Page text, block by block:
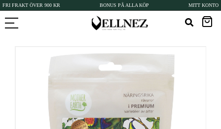
FRI FRAKT ÖVER 900 KR BONUS PÅ ALLA KÖP MITT KONTO